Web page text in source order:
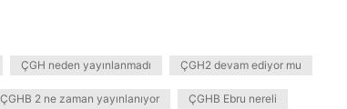
ÇGH neden yayınlanmadı ÇGH2 devam ediyor mu
ÇGHB 2 ne zaman yayınlanıyor ÇGHB Ebru nereli